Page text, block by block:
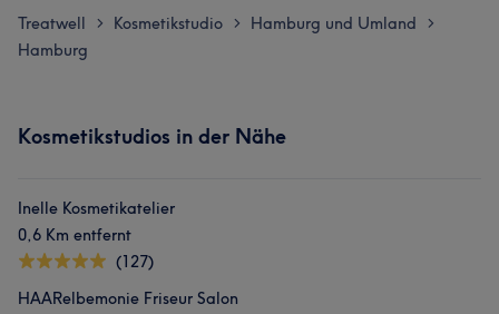
Treatwell > Kosmetikstudio > Hamburg und Umland >
Hamburg
Kosmetikstudios in der Nähe
Inelle Kosmetikatelier
0,6 Km entfernt
(127)
HAARelbemonie Friseur Salon